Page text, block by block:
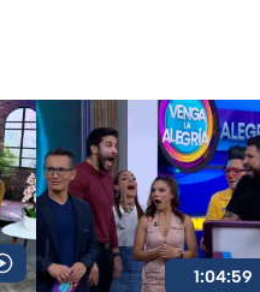
1:04:59